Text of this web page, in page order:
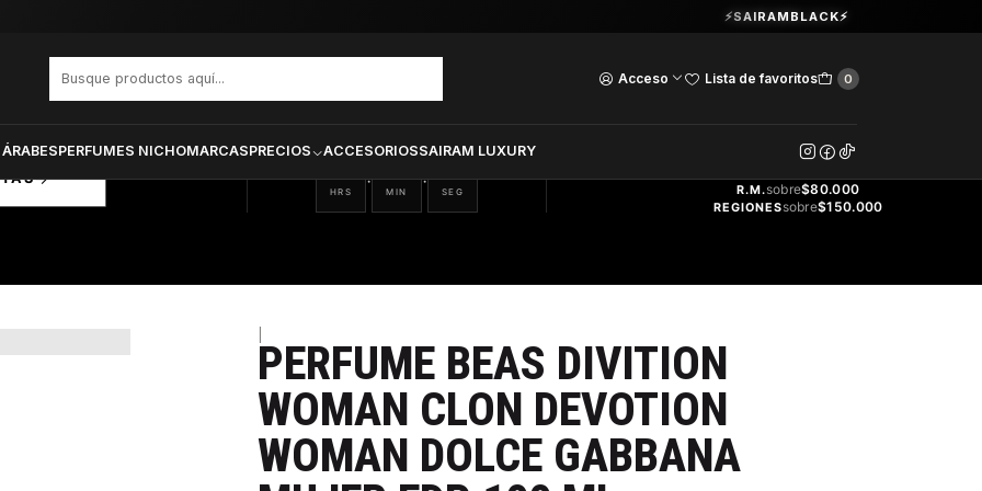
Acceso Lista de favoritos 0
PERFUMES NICHOMARCASPRECIOS ACCESORIOSSAIRAM LUXURY
Guardia Vieja 202. Oficina 102.Ver Horarios
⚡SAIRAMBLACK⚡
03
HRS
: 00
MIN
: 15
SEG
GRATIS
R.M.sobre$80.000
REGIONESsobre$150.000
PERFUME BEAS DIVITION
WOMAN CLON DEVOTION
WOMAN DOLCE GABBANA